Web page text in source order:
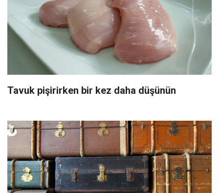
Tavuk pişirirken bir kez daha düşünün